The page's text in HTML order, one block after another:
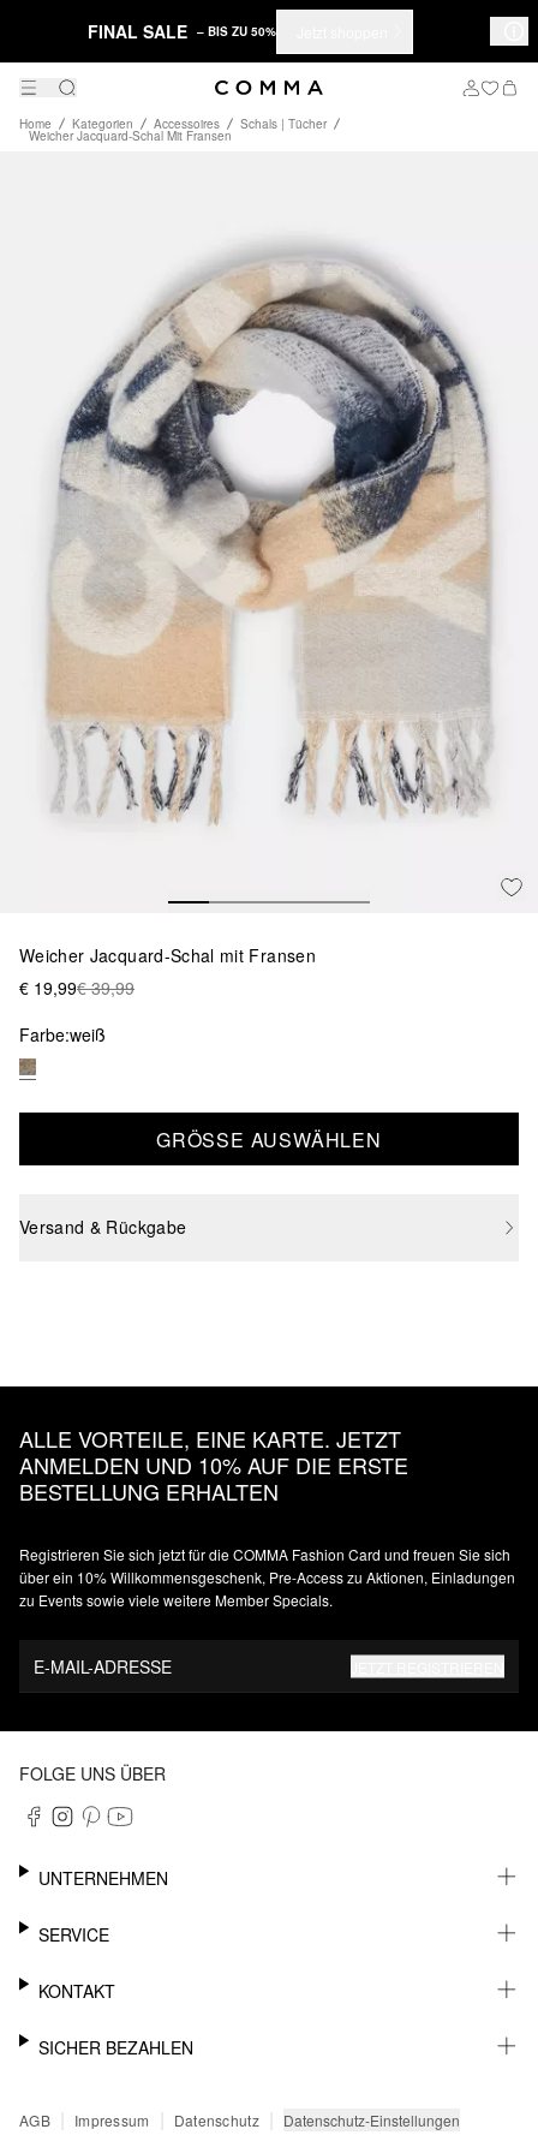
FINAL SALE – BIS ZU 50%
Home Kategorien Accessoires Schals | Tücher
Weicher Jacquard-Schal Mit Fransen
Weicher Jacquard-Schal mit Fransen
€ 19,99€ 39,99
Farbe:weiß
GRÖSSE AUSWÄHLEN
Versand & Rückgabe
ALLE VORTEILE, EINE KARTE. JETZT
ANMELDEN UND 10% AUF DIE ERSTE
BESTELLUNG ERHALTEN
Registrieren Sie sich jetzt für die COMMA Fashion Card und freuen Sie sich
über ein 10% Willkommensgeschenk, Pre-Access zu Aktionen, Einladungen
zu Events sowie viele weitere Member Specials.
E-MAIL-ADRESSE
FOLGE UNS ÜBER
UNTERNEHMEN
KARRIERE
SERVICE
NEWSLETTER
MEIN KONTO
SENDUNGSVERFOLGUNG
KONTAKT
SUPPORT
SICHER BEZAHLEN
PAYPAL
AGB | Impressum | Datenschutz | Datenschutz-Einstellungen